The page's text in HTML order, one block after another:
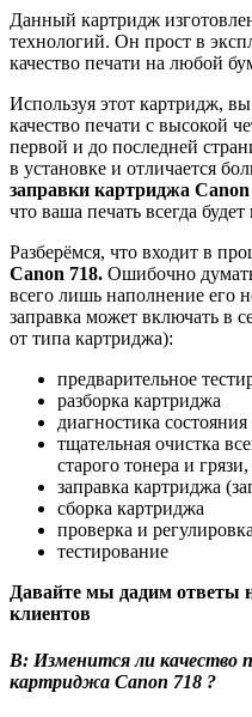
Данный картридж
технологий. Он прост в
качество печати на любой
Используя этот картридж,
качество печати с высокой
первой и до последней
в установке и отличается
заправки картриджа Canon
что ваша печать всегда
Разберёмся, что входит в
Canon 718. Ошибочно
всего лишь наполнение его
заправка может включать в
от типа картриджа):
предварительное
разборка картриджа
диагностика
тщательная очистка
старого тонера и грязи,
заправка картриджа
сборка картриджа
проверка и
тестирование
Давайте мы дадим ответы
клиентов
В: Изменится ли качество
картриджа Canon 718 ?